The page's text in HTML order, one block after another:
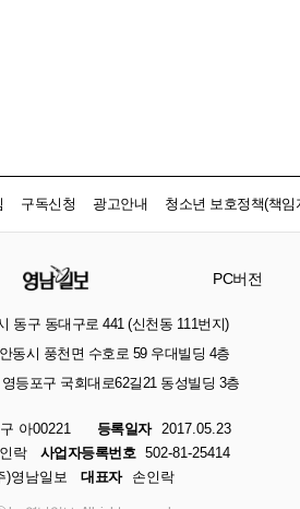
구독신청 광고안내 청소년 보호정책(책임
PC버전
동구 동대구로 441 (신천동 111번지)
동시 풍천면 수호로 59 우대빌딩 4층
등포구 국회대로62길21 동성빌딩 3층
구 아00221 등록일자
2017.05.23
락 사업자등록번호 502-81-25414
)영남일보 대표자 손인락